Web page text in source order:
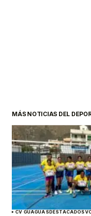
MÁS NOTICIAS DEL
CV GUAGUASDESTACADOS